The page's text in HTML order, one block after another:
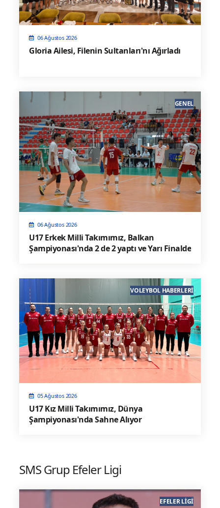
06 Ağustos 2026
Gloria Ailesi, Filenin Sultanları'nı Ağırladı
06 Ağustos 2026
U17 Erkek Milli Takımımız, Balkan
Şampiyonası'nda 2 de 2 yaptı ve Yarı Finalde
GENEL
05 Ağustos 2026
U17 Kız Milli Takımımız, Dünya
Şampiyonası'nda Sahne Alıyor
VOLEYBOL HABERLERI
SMS Grup Efeler Ligi
EFELER LIGI